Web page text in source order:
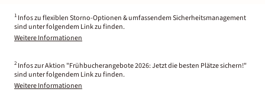
1 Infos zu flexiblen Storno-Optionen & umfassendem Sicherheitsmanagement
sind unter folgendem Link zu finden.
Weitere Informationen
2 Infos zur Aktion "Frühbucherangebote 2026: Jetzt die besten Plätze sichern!"
sind unter folgendem Link zu finden.
Weitere Informationen